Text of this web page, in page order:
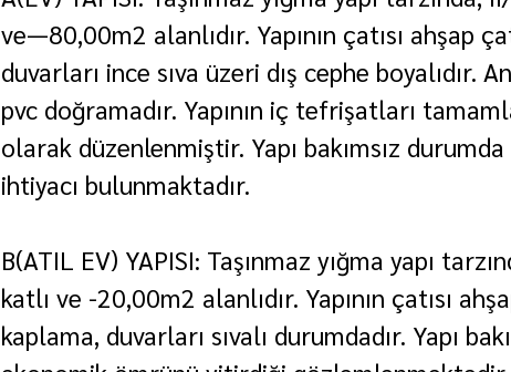
ve—80,00m2 alanlıdır. Yapının çatısı ahşap
duvarları ince sıva üzeri dış cephe boyalıdır.
pvc doğramadır. Yapının iç tefrişatları
olarak düzenlenmiştir. Yapı bakımsız
ihtiyacı bulunmaktadır.
B(ATIL EV) YAPISI: Taşınmaz yığma yapı
katlı ve -20,00m2 alanlıdır. Yapının çatısı
kaplama, duvarları sıvalı durumdadır. Yapı